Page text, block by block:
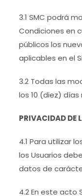
3.1 SMC podrá
Condiciones en
públicos los
aplicables en el
3.2 Todas las
los 10 (diez)
PRIVACIDAD DE
4.1 Para utilizar
los Usuarios
datos de
4.2 En este acto